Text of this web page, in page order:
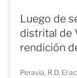
Luego de
distrital de
rendición
Peravia, R.D. El